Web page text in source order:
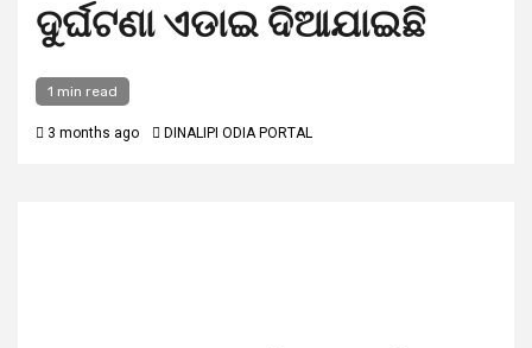
ଦୁର୍ଘଟଣା ଏଡାଇ ଦିଆଯାଇଛି
1 min read
3 months ago DINALIPI ODIA PORTAL